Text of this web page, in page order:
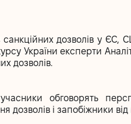
санкційних дозволів у
України експерти
дозволів.
учасники обговорять
дозволів і запобіжники